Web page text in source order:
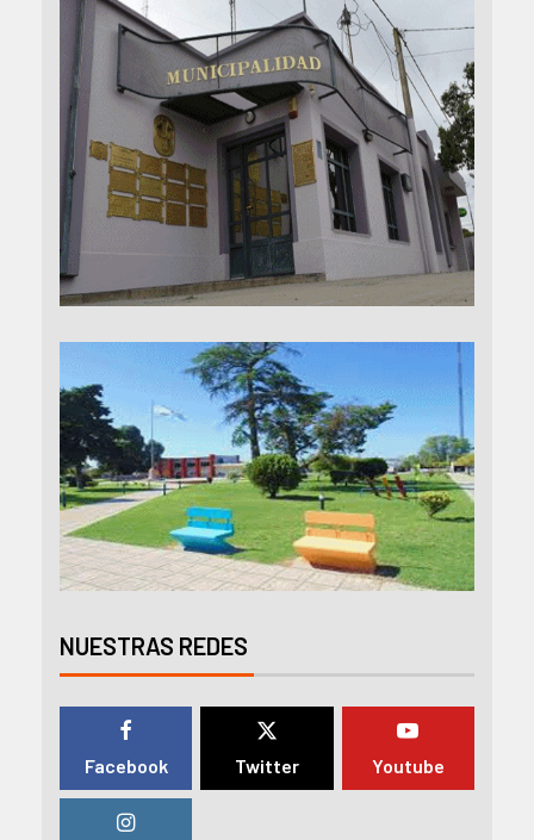
NUESTRAS REDES
Facebook Twitter Youtube